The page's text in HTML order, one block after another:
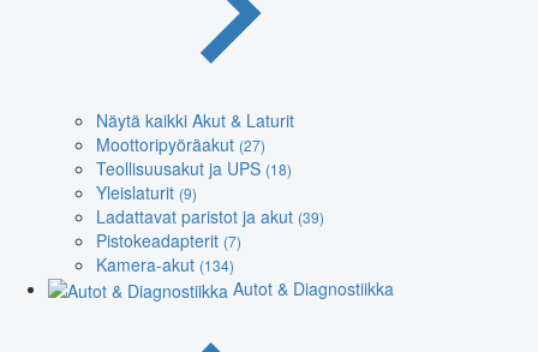
Näytä kaikki Akut & Laturit
Moottoripyöräakut (27)
Teollisuusakut ja UPS (18)
Yleislaturit (9)
Ladattavat paristot ja akut (39)
Pistokeadapterit (7)
Kamera-akut (134)
Autot & Diagnostiikka